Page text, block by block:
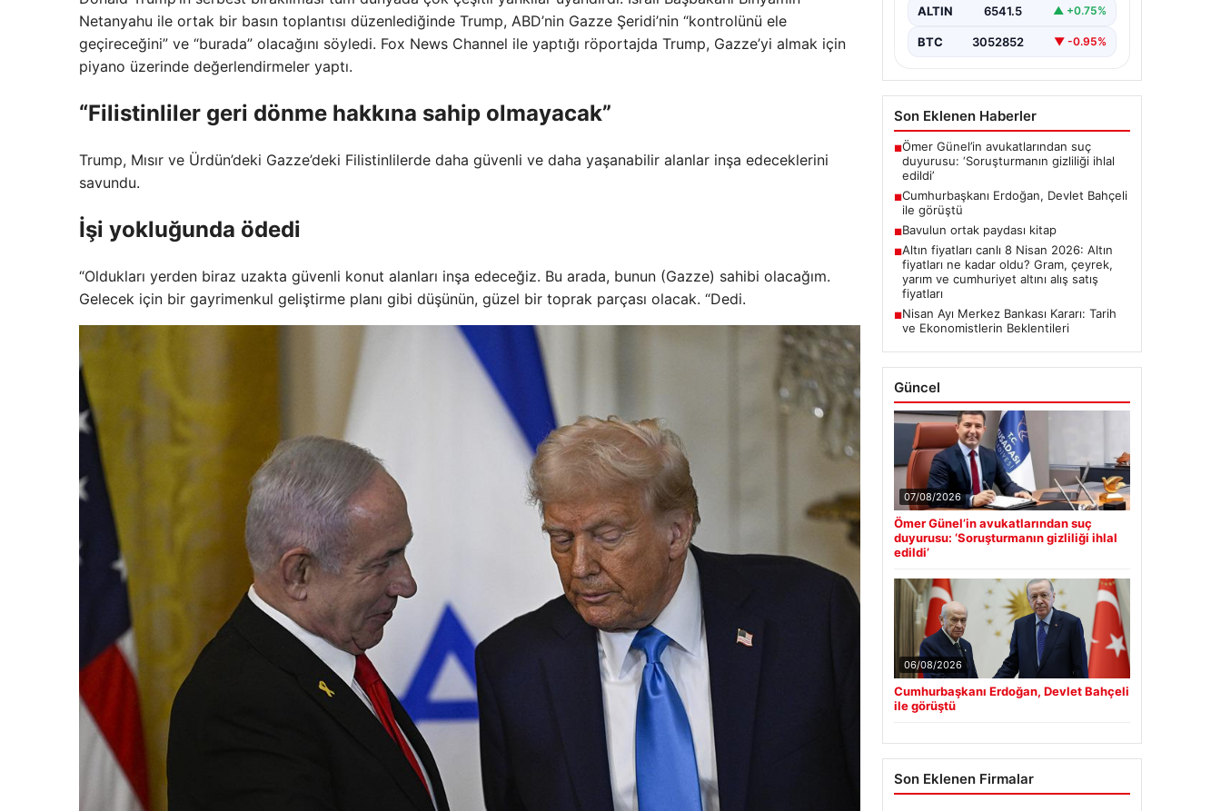
Netanyahu ile ortak bir basın toplantısı düzenlediğinde Trump, ABD’nin Gazze Şeridi’nin “kontrolünü ele
geçireceğini” ve “burada” olacağını söyledi. Fox News Channel ile yaptığı röportajda Trump, Gazze’yi almak için
piyano üzerinde değerlendirmeler yaptı.
“Filistinliler geri dönme hakkına sahip olmayacak”
Trump, Mısır ve Ürdün’deki Gazze’deki Filistinlilerde daha güvenli ve daha yaşanabilir alanlar inşa edeceklerini
savundu.
İşi yokluğunda ödedi
“Oldukları yerden biraz uzakta güvenli konut alanları inşa edeceğiz. Bu arada, bunun (Gazze) sahibi olacağım.
Gelecek için bir gayrimenkul geliştirme planı gibi düşünün, güzel bir toprak parçası olacak. “Dedi.
ALTIN 6541.5 ▲ +0.75%
BTC 3052852 ▼ -0.95%
Son Eklenen Haberler
■Ömer Günel’in avukatlarından suç
duyurusu: ‘Soruşturmanın gizliliği ihlal
edildi’
■Cumhurbaşkanı Erdoğan, Devlet Bahçeli
ile görüştü
■Bavulun ortak paydası kitap
■Altın fiyatları canlı 8 Nisan 2026: Altın
fiyatları ne kadar oldu? Gram, çeyrek,
yarım ve cumhuriyet altını alış satış
fiyatları
■Nisan Ayı Merkez Bankası Kararı: Tarih
ve Ekonomistlerin Beklentileri
Güncel
07/08/2026
Ömer Günel’in avukatlarından suç
duyurusu: ‘Soruşturmanın gizliliği ihlal
edildi’
06/08/2026
Cumhurbaşkanı Erdoğan, Devlet Bahçeli
ile görüştü
Son Eklenen Firmalar